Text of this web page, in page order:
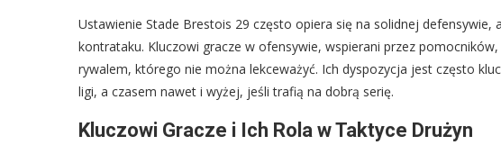
Ustawienie Stade Brestois 29 często opiera się na solidnej defensywie,
kontrataku. Kluczowi gracze w ofensywie, wspierani przez
rywalem, którego nie można lekceważyć. Ich dyspozycja jest często
ligi, a czasem nawet i wyżej, jeśli trafią na dobrą serię.
Kluczowi Gracze i Ich Rola w Taktyce Drużyn